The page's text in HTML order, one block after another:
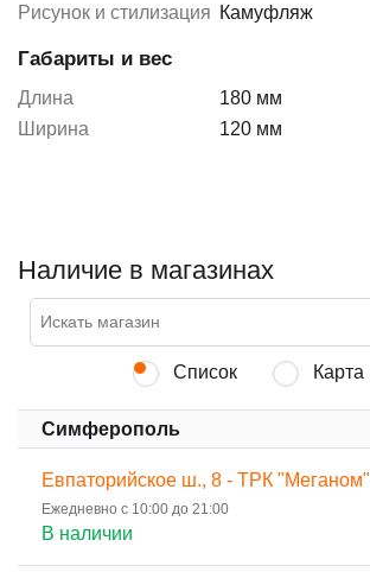
Рисунок и стилизация Камуфляж
Габариты и вес
Длина
180 мм
Ширина
120 мм
Наличие в магазинах
Список Карта
Симферополь
Евпаторийское ш., 8 - ТРК "Меганом"
Ежедневно с 10:00 до 21:00
В наличии